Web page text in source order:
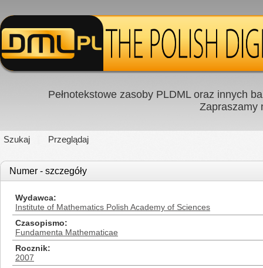
Pełnotekstowe zasoby PLDML oraz innych
Zapraszamy
Szukaj Przeglądaj
Numer - szczegóły
Wydawca
Institute of Mathematics Polish Academy of Sciences
Czasopismo
Fundamenta Mathematicae
Rocznik
2007